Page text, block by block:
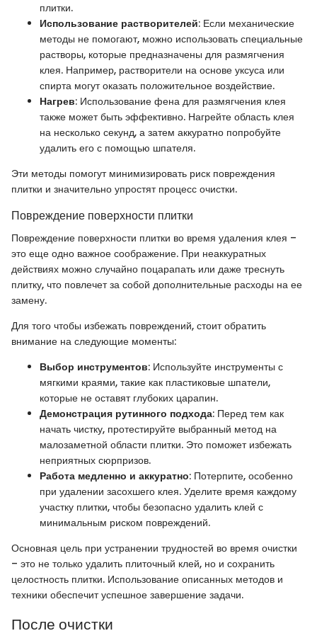
плитки.
Использование растворителей: Если механические
методы не помогают, можно использовать специальные
растворы, которые предназначены для размягчения
клея. Например, растворители на основе уксуса или
спирта могут оказать положительное воздействие.
Нагрев: Использование фена для размягчения клея
также может быть эффективно. Нагрейте область клея
на несколько секунд, а затем аккуратно попробуйте
удалить его с помощью шпателя.
Эти методы помогут минимизировать риск повреждения
плитки и значительно упростят процесс очистки.
Повреждение поверхности плитки
Повреждение поверхности плитки во время удаления клея –
это еще одно важное соображение. При неаккуратных
действиях можно случайно поцарапать или даже треснуть
плитку, что повлечет за собой дополнительные расходы на ее
замену.
Для того чтобы избежать повреждений, стоит обратить
внимание на следующие моменты:
Выбор инструментов: Используйте инструменты с
мягкими краями, такие как пластиковые шпатели,
которые не оставят глубоких царапин.
Демонстрация рутинного подхода: Перед тем как
начать чистку, протестируйте выбранный метод на
малозаметной области плитки. Это поможет избежать
неприятных сюрпризов.
Работа медленно и аккуратно: Потерпите, особенно
при удалении засохшего клея. Уделите время каждому
участку плитки, чтобы безопасно удалить клей с
минимальным риском повреждений.
Основная цель при устранении трудностей во время очистки
– это не только удалить плиточный клей, но и сохранить
целостность плитки. Использование описанных методов и
техники обеспечит успешное завершение задачи.
После очистки